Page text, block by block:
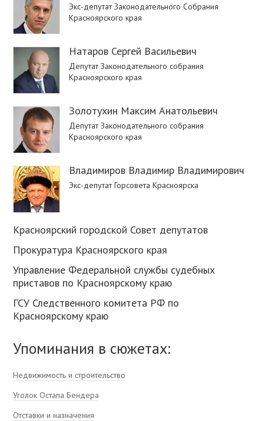
Экс-депутат Законодательного Собрания
Красноярского края
Натаров Сергей Васильевич
Депутат Законодательного собрания
Красноярского края
Золотухин Максим Анатольевич
Депутат Законодательного собрания
Красноярского края
Владимиров Владимир Владимирович
Экс-депутат Горсовета Красноярска
Красноярский городской Совет депутатов
Прокуратура Красноярского края
Управление Федеральной службы судебных
приставов по Красноярскому краю
ГСУ Следственного комитета РФ по
Красноярскому краю
Упоминания в сюжетах:
Недвижимость и строительство
Уголок Остапа Бендера
Отставки и назначения